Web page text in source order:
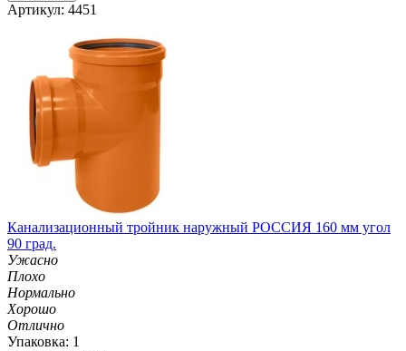
Артикул: 4451
Канализационный тройник наружный РОССИЯ 160 мм угол
90 град.
Ужасно
Плохо
Нормально
Хорошо
Отлично
Упаковка: 1